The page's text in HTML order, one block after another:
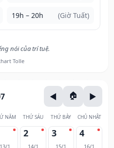
19h – 20h (Giờ Tuất)
nói của trí tuệ.
Tolle
NĂM THỨ SÁU THỨ BẢY CHỦ NHẬT
13/1
2
14/1
3
15/1
4
16/1